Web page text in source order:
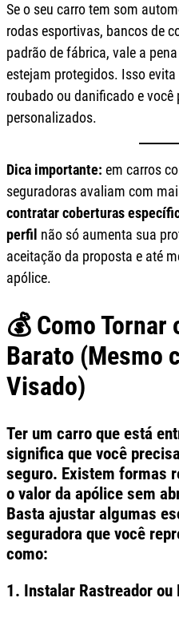
Se o seu carro tem som
rodas esportivas, bancos de
padrão de fábrica, vale a
estejam protegidos. Isso
roubado ou danificado e
personalizados.
Dica importante: em carros
seguradoras avaliam com
contratar coberturas
perfil não só aumenta sua
aceitação da proposta e até
apólice.
💰 Como Tornar
Barato (Mesmo
Visado)
Ter um carro que está
significa que você
seguro. Existem formas
o valor da apólice sem
Basta ajustar algumas
seguradora que você
como:
1. Instalar Rastreador ou